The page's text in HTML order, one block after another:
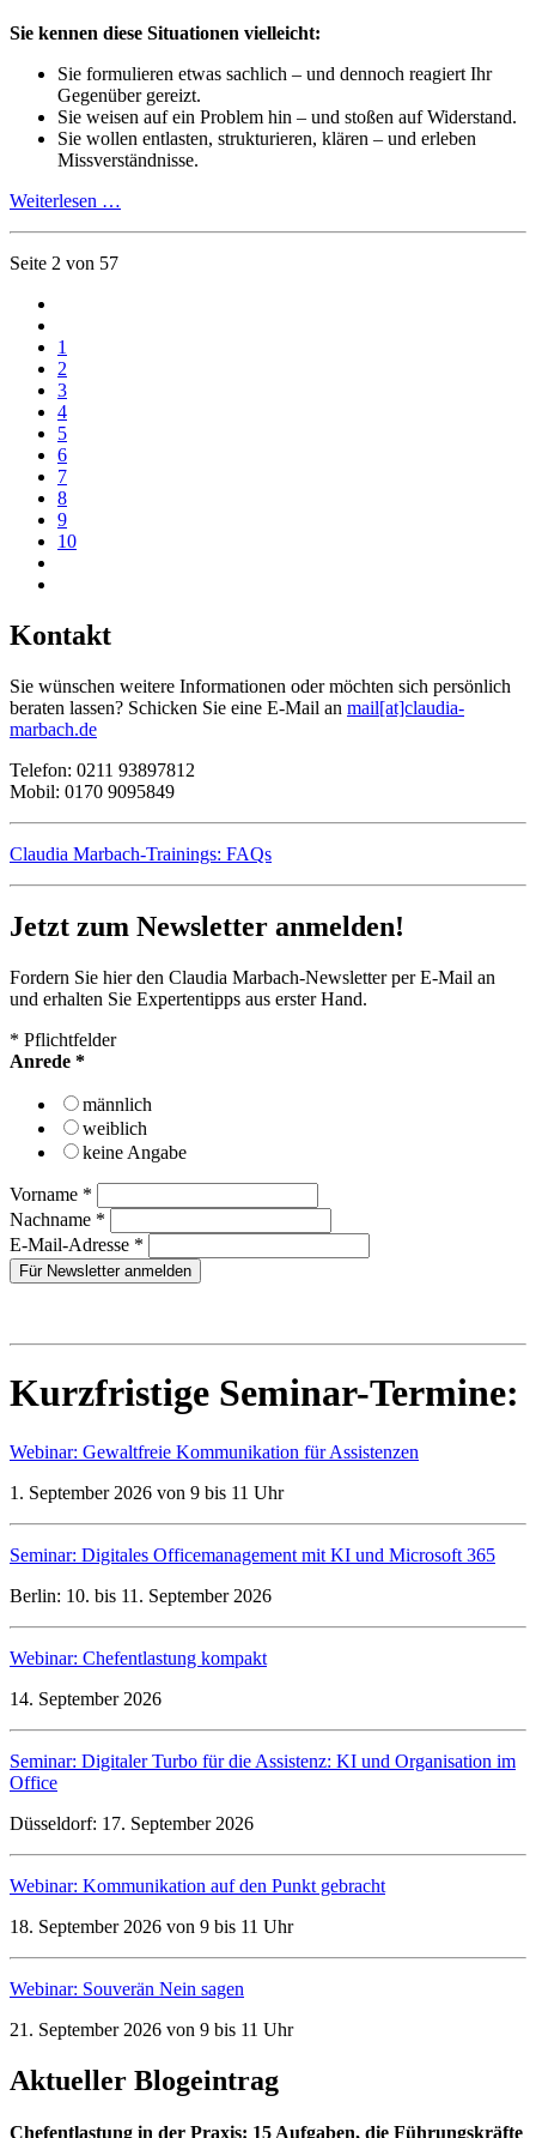
Sie kennen diese Situationen vielleicht:
Sie formulieren etwas sachlich – und dennoch reagiert Ihr
Gegenüber gereizt.
Sie weisen auf ein Problem hin – und stoßen auf Widerstand.
Sie wollen entlasten, strukturieren, klären – und erleben
Missverständnisse.
Weiterlesen …
Seite 2 von 57
1
2
3
4
5
6
7
8
9
10
Kontakt
Sie wünschen weitere Informationen oder möchten sich persönlich
beraten lassen? Schicken Sie eine E-Mail an mail[at]claudia-
marbach.de
Telefon: 0211 93897812
Mobil: 0170 9095849
Claudia Marbach-Trainings: FAQs
Jetzt zum Newsletter anmelden!
Fordern Sie hier den Claudia Marbach-Newsletter per E-Mail an
und erhalten Sie Expertentipps aus erster Hand.
* Pflichtfelder
Anrede *
männlich
weiblich
keine Angabe
Vorname *
Nachname *
E-Mail-Adresse *
Kurzfristige Seminar-Termine:
Webinar: Gewaltfreie Kommunikation für Assistenzen
1. September 2026 von 9 bis 11 Uhr
Seminar: Digitales Officemanagement mit KI und Microsoft 365
Berlin: 10. bis 11. September 2026
Webinar: Chefentlastung kompakt
14. September 2026
Seminar: Digitaler Turbo für die Assistenz: KI und Organisation im
Office
Düsseldorf: 17. September 2026
Webinar: Kommunikation auf den Punkt gebracht
18. September 2026 von 9 bis 11 Uhr
Webinar: Souverän Nein sagen
21. September 2026 von 9 bis 11 Uhr
Aktueller Blogeintrag
Chefentlastung in der Praxis: 15 Aufgaben, die Führungskräfte